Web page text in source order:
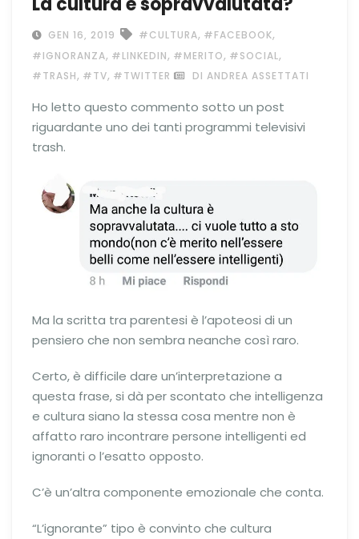
GEN 16, 2019 #CULTURA, #FACEBOOK,
#IGNORANZA, #LINKEDIN, #MERITO, #SOCIAL,
#TRASH, #TV, #TWITTER DI ANDREA ASSETTATI
Ho letto questo commento sotto un post
riguardante uno dei tanti programmi televisivi
trash.
Ma la scritta tra parentesi è l’apoteosi di un
pensiero che non sembra neanche così raro.
Certo, è difficile dare un’interpretazione a
questa frase, si dà per scontato che intelligenza
e cultura siano la stessa cosa mentre non è
affatto raro incontrare persone intelligenti ed
ignoranti o l’esatto opposto.
C’è un’altra componente emozionale che conta.
“L’ignorante” tipo è convinto che cultura